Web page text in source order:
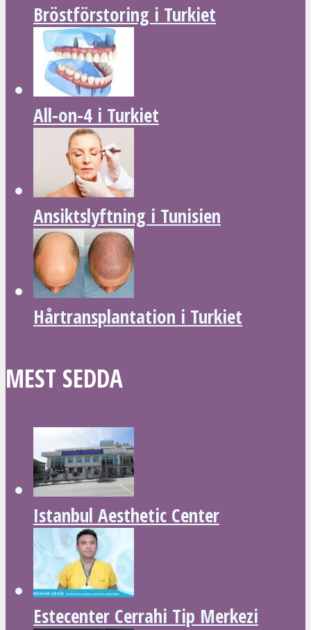
Bröstförstoring i Turkiet
All-on-4 i Turkiet
Ansiktslyftning i Tunisien
Hårtransplantation i Turkiet
MEST SEDDA
Istanbul Aesthetic Center
Estecenter Cerrahi Tip Merkezi